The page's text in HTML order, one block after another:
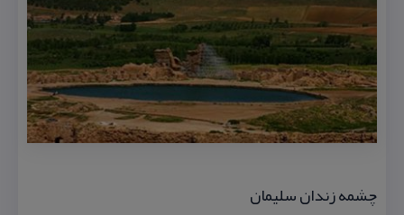
چشمه زندان سلیمان